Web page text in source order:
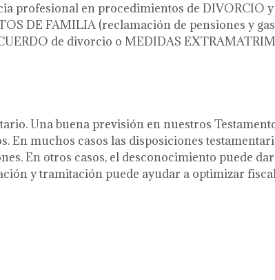
profesional en procedimientos de DIVORCIO
DE FAMILIA (reclamación de pensiones y
de divorcio o MEDIDAS
Una buena previsión en nuestros
muchos casos las disposiciones
En otros casos, el desconocimiento puede
y tramitación puede ayudar a optimizar